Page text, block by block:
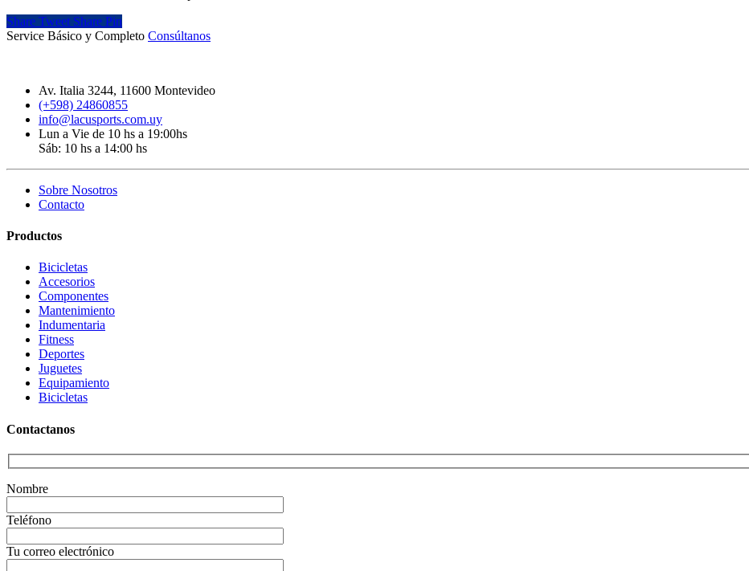
Share Tweet Share Pin
Service Básico y Completo Consúltanos
Av. Italia 3244, 11600 Montevideo
(+598) 24860855
info@lacusports.com.uy
Lun a Vie de 10 hs a 19:00hs
Sáb: 10 hs a 14:00 hs
Sobre Nosotros
Contacto
Productos
Bicicletas
Accesorios
Componentes
Mantenimiento
Indumentaria
Fitness
Deportes
Juguetes
Equipamiento
Bicicletas
Contactanos
Nombre
Teléfono
Tu correo electrónico